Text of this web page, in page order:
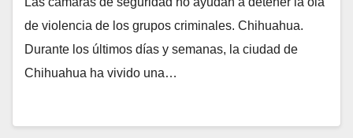
de violencia de los grupos criminales. Chihuahua.
Durante los últimos días y semanas, la ciudad de
Chihuahua ha vivido una…